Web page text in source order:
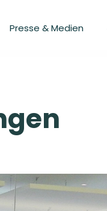
Presse & Medien